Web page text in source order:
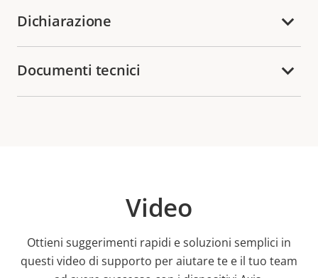
Dichiarazione
Documenti tecnici
Video
Ottieni suggerimenti rapidi e soluzioni semplici in
questi video di supporto per aiutare te e il tuo team